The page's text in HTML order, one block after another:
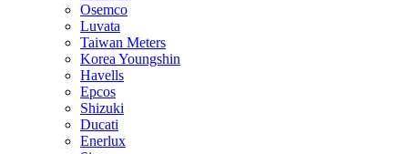
Osemco
Luvata
Taiwan Meters
Korea Youngshin
Havells
Epcos
Shizuki
Ducati
Enerlux